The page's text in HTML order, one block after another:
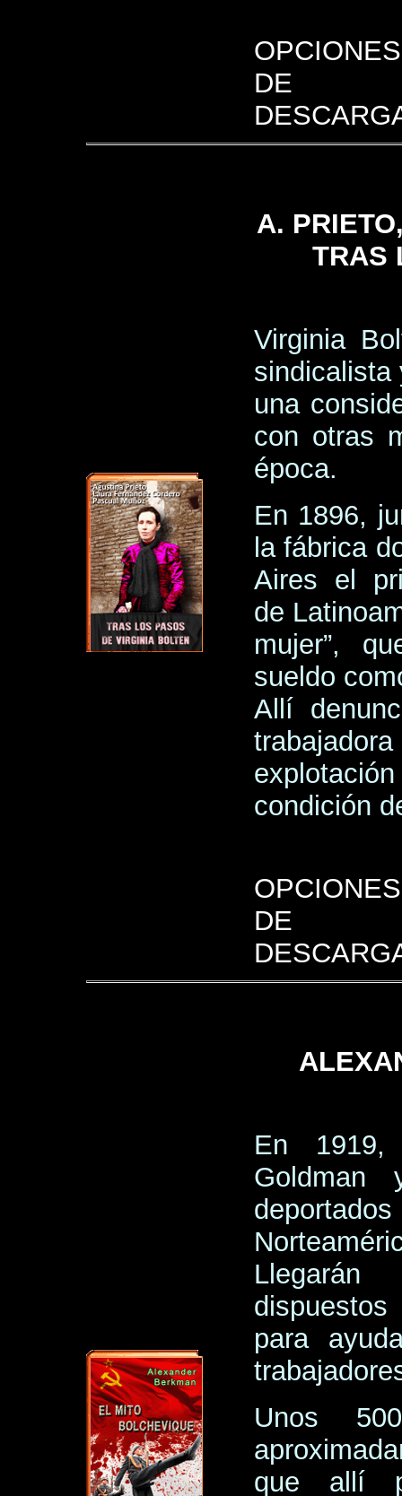
OPCIONES
DE
A.
TRAS
Virginia
sindicalista
una
con otras
época.
En 1896,
la fábrica
Aires el
de
mujer”,
sueldo
Allí
condición
OPCIONES
DE
En 1919,
Goldman
para
Unos
que allí